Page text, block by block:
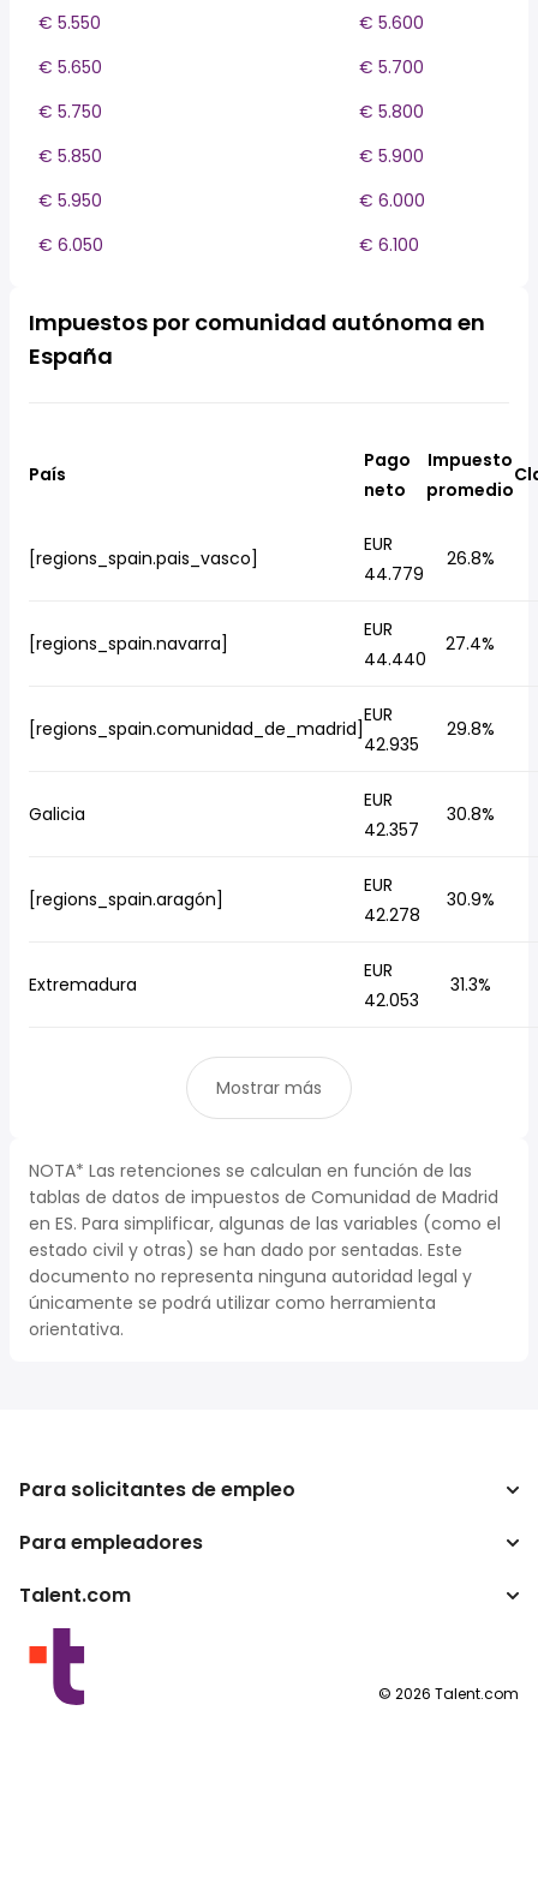
€ 5.550
€ 5.600
€ 5.650
€ 5.700
€ 5.750
€ 5.800
€ 5.850
€ 5.900
€ 5.950
€ 6.000
€ 6.050
€ 6.100
Impuestos por comunidad autónoma en
España
País
Pago
neto
Impuesto
promedio
[regions_spain.pais_vasco]
EUR
44.779
26.8%
[regions_spain.navarra]
EUR
44.440
27.4%
[regions_spain.comunidad_de_madrid]
EUR
42.935
29.8%
Galicia
EUR
42.357
30.8%
[regions_spain.aragón]
EUR
42.278
30.9%
Extremadura
EUR
42.053
31.3%
Mostrar más
NOTA* Las retenciones se calculan en función de las
tablas de datos de impuestos de Comunidad de Madrid
en ES. Para simplificar, algunas de las variables (como el
estado civil y otras) se han dado por sentadas. Este
documento no representa ninguna autoridad legal y
únicamente se podrá utilizar como herramienta
orientativa.
Para solicitantes de empleo
Buscador de trabajo
Conversor de salario
Para empleadores
Empresa
Programas para publishers
Talent.com
Otros países
Condiciones de uso
© 2026 Talent.com